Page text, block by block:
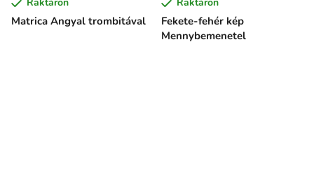
Matrica Angyal trombitával
Fekete-fehér kép
Mennybemenetel